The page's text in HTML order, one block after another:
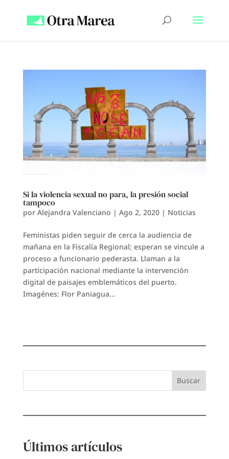
Si la violencia sexual no para, la presión social
tampoco
por Alejandra Valenciano | Ago 2, 2020| Noticias
Feministas piden seguir de cerca la audiencia de
mañana en la Fiscalía Regional; esperan se vincule a
proceso a funcionario pederasta. Llaman a la
participación nacional mediante la intervención
digital de paisajes emblemáticos del puerto.
Imagénes: Flor Paniagua...
Buscar
Últimos artículos